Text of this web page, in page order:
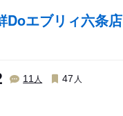
Doエブリィ六条店
11 人 47 人